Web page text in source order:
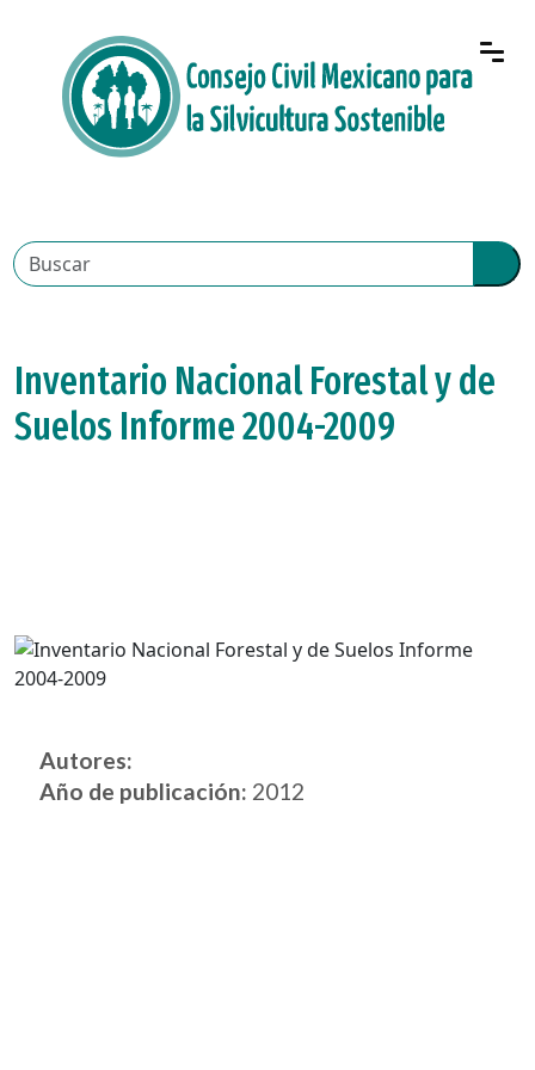
Inventario Nacional Forestal y de
Suelos Informe 2004-2009
Autores:
Año de publicación: 2012